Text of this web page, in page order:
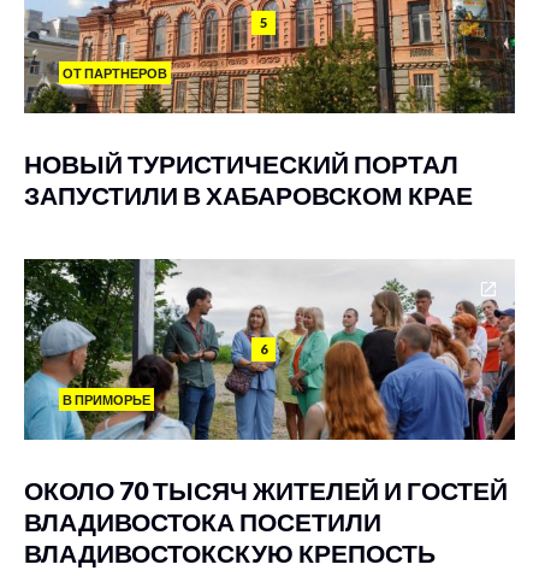
5
ОТ ПАРТНЕРОВ
НОВЫЙ ТУРИСТИЧЕСКИЙ ПОРТАЛ
ЗАПУСТИЛИ В ХАБАРОВСКОМ КРАЕ
6
В ПРИМОРЬЕ
ОКОЛО 70 ТЫСЯЧ ЖИТЕЛЕЙ И ГОСТЕЙ
ВЛАДИВОСТОКА ПОСЕТИЛИ
ВЛАДИВОСТОКСКУЮ КРЕПОСТЬ